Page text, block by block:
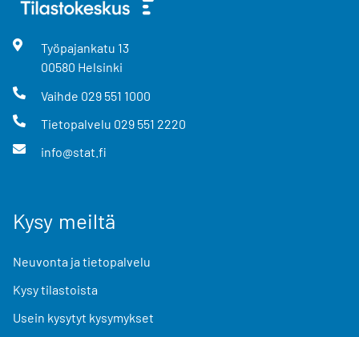
Työpajankatu 13
00580 Helsinki
Vaihde 029 551 1000
Tietopalvelu 029 551 2220
info@stat.fi
Kysy meiltä
Neuvonta ja tietopalvelu
Kysy tilastoista
Usein kysytyt kysymykset